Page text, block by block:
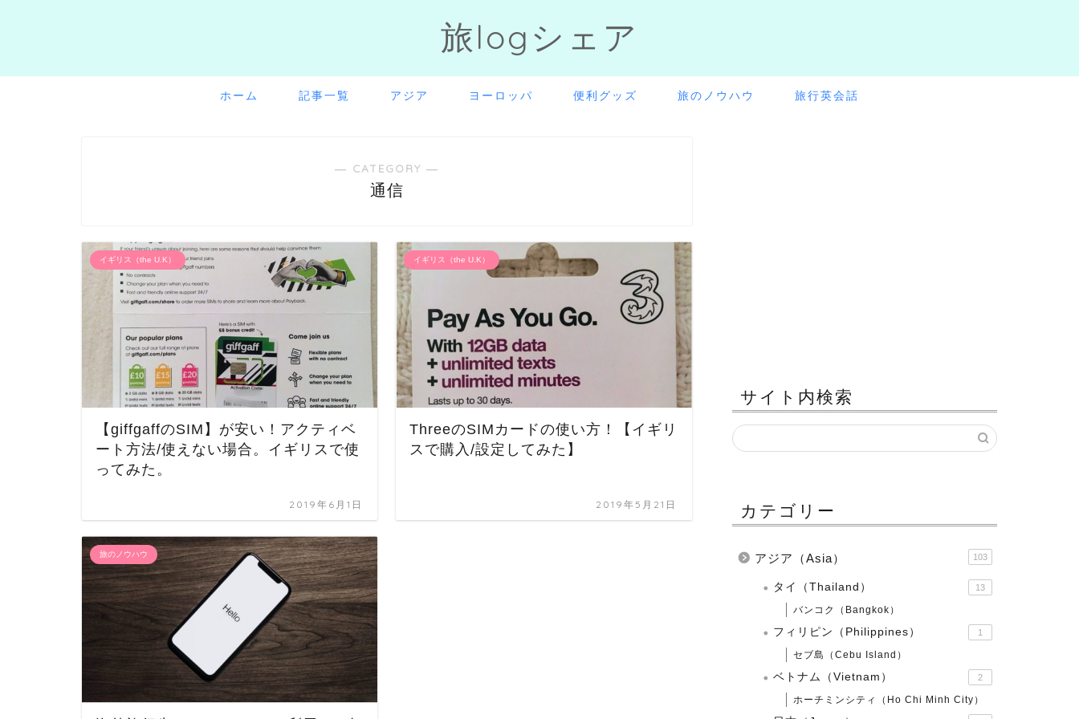
旅logシェア
ホーム 記事一覧 アジア ヨーロッパ 便利グッズ 旅のノウハウ 旅行英会話
― CATEGORY ―
通信
イギリス（the U.K）
【giffgaffのSIM】が安い！アクティベ
ート方法/使えない場合。イギリスで使
ってみた。
2019年6月1日
イギリス（the U.K）
ThreeのSIMカードの使い方！【イギリ
スで購入/設定してみた】
2019年5月21日
旅のノウハウ
サイト内検索
カテゴリー
アジア（Asia） 103
タイ（Thailand） 13
バンコク（Bangkok）
フィリピン（Philippines） 1
セブ島（Cebu Island）
ベトナム（Vietnam） 2
ホーチミンシティ（Ho Chi Minh City）